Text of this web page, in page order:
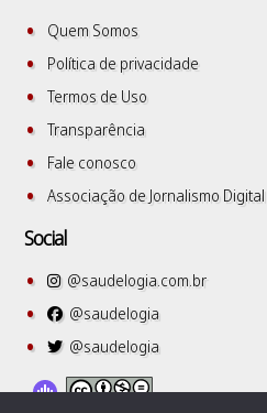
Quem Somos
Política de privacidade
Termos de Uso
Transparência
Fale conosco
Associação de Jornalismo Digital
Social
@saudelogia.com.br
@saudelogia
@saudelogia